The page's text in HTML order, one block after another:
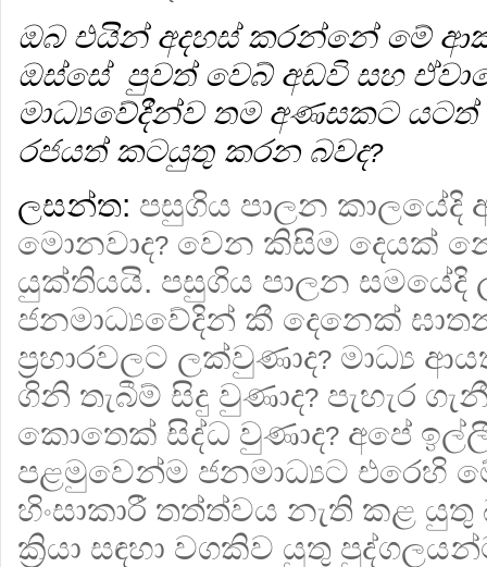
ඔබ එයින් අදහස් කරන්නේ මේ
ඔස්සේ පුවත් වෙබ් අඩවි සහ
මාධ්‍යවේදීන්ව තම අණසකට
රජයත් කටයුතු කරන බවද?
ලසන්ත: පසුගිය පාලන කාලයේදි
මොනවාද? වෙන කිසිම දෙයක්
යුක්තියයි. පසුගිය පාලන සමයේදි
ජනමාධ්‍යවේදින් කී දෙනෙක්
ප්‍රහාරවලට ලක්වුණාද? මාධ්‍ය
ගිනි තැබීම් සිදු වුණාද? පැහැර
කොතෙක් සිද්ධ වුණාද? අපේ
පළමුවෙන්ම ජනමාධ්‍යට එරෙහි
හිංසාකාරී තත්ත්වය නැති කළ
ක්‍රියා සඳහා වගකිව යුතු